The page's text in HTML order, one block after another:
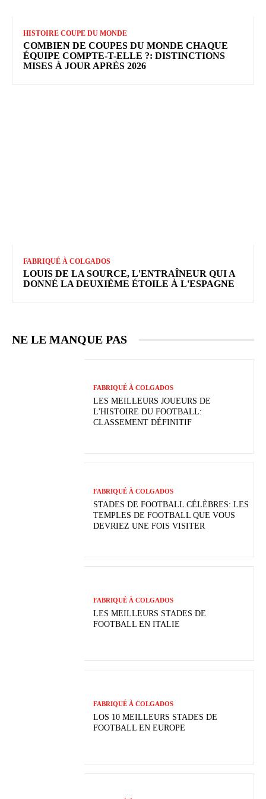
HISTOIRE COUPE DU MONDE
COMBIEN DE COUPES DU MONDE CHAQUE
ÉQUIPE COMPTE-T-ELLE ?: DISTINCTIONS
MISES À JOUR APRÈS 2026
FABRIQUÉ À COLGADOS
LOUIS DE LA SOURCE, L'ENTRAÎNEUR QUI A
DONNÉ LA DEUXIÈME ÉTOILE À L'ESPAGNE
NE LE MANQUE PAS
FABRIQUÉ À COLGADOS
LES MEILLEURS JOUEURS DE
L'HISTOIRE DU FOOTBALL:
CLASSEMENT DÉFINITIF
FABRIQUÉ À COLGADOS
STADES DE FOOTBALL CÉLÈBRES: LES
TEMPLES DE FOOTBALL QUE VOUS
DEVRIEZ UNE FOIS VISITER
FABRIQUÉ À COLGADOS
LES MEILLEURS STADES DE
FOOTBALL EN ITALIE
FABRIQUÉ À COLGADOS
LOS 10 MEILLEURS STADES DE
FOOTBALL EN EUROPE